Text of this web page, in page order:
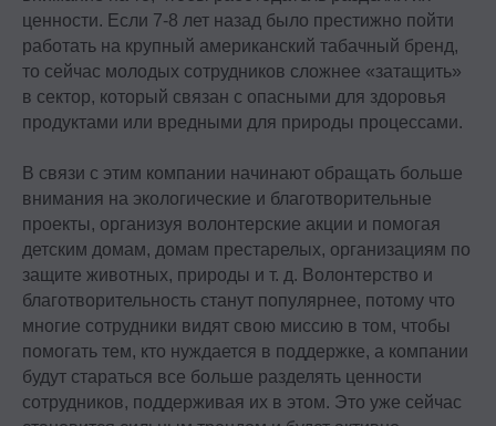
ценности. Если 7-8 лет назад было престижно пойти
работать на крупный американский табачный бренд,
то сейчас молодых сотрудников сложнее «затащить»
в сектор, который связан с опасными для здоровья
продуктами или вредными для природы процессами.
В связи с этим компании начинают обращать больше
внимания на экологические и благотворительные
проекты, организуя волонтерские акции и помогая
детским домам, домам престарелых, организациям по
защите животных, природы и т. д. Волонтерство и
благотворительность станут популярнее, потому что
многие сотрудники видят свою миссию в том, чтобы
помогать тем, кто нуждается в поддержке, а компании
будут стараться все больше разделять ценности
сотрудников, поддерживая их в этом. Это уже сейчас